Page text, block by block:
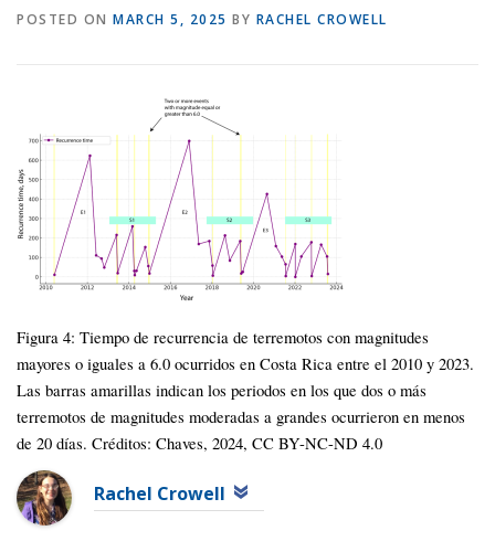
POSTED ON MARCH 5, 2025 BY RACHEL CROWELL
Figura 4: Tiempo de recurrencia de terremotos con magnitudes
mayores o iguales a 6.0 ocurridos en Costa Rica entre el 2010 y 2023.
Las barras amarillas indican los periodos en los que dos o más
terremotos de magnitudes moderadas a grandes ocurrieron en menos
de 20 días. Créditos: Chaves, 2024, CC BY-NC-ND 4.0
Rachel Crowell